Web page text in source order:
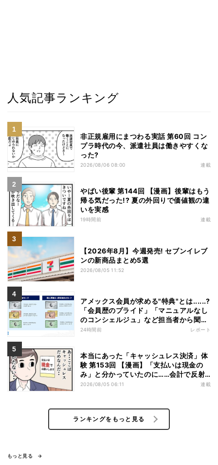
人気記事ランキング
非正規雇用にまつわる実話 第60回 コン
プラ時代の今、派遣社員は働きやすくな
った?
2026/08/06 08:00 連載
やばい後輩 第144回 【漫画】後輩はもう
帰る気だった!? 夏の外回りで価値観の違
いを実感
19時間前 連載
【2026年8月】今週発売! セブンイレブ
ンの新商品まとめ5選
2026/08/05 11:52
アメックス会員が求める"特典"とは......?
「会員歴のプライド」「マニュアルなし
のコンシェルジュ」など担当者から聞い
た"裏話"も
24時間前 レポート
本当にあった「キャッシュレス決済」体
験 第153回 【漫画】「支払いは現金の
み」と分かっていたのに……会計で反射
的に出してしまったものは
2026/08/05 06:11 連載
ランキングをもっと見る
もっと見る